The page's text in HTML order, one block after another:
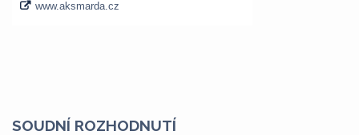
SOUDNÍ ROZHODNUTÍ